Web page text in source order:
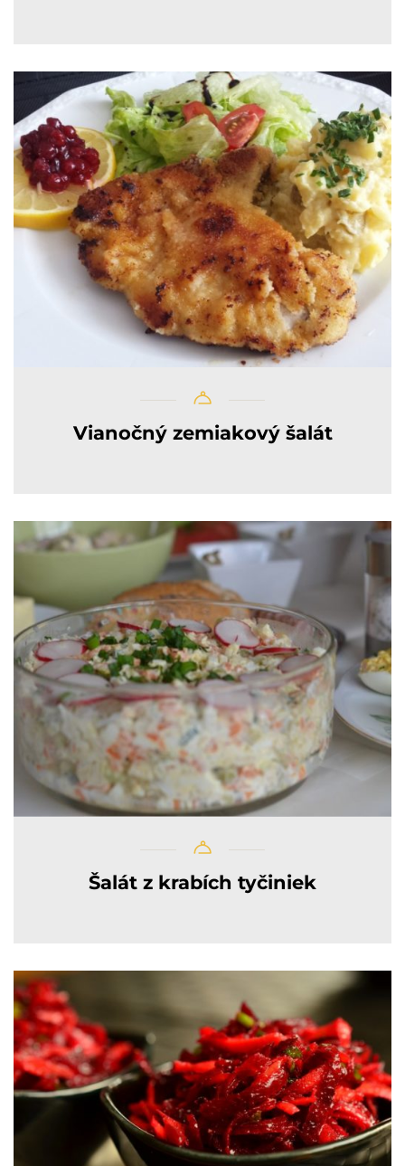
Vianočný zemiakový šalát
Šalát z krabích tyčiniek